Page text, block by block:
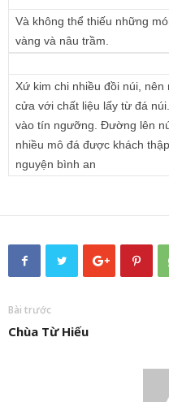
Và không thể thiếu những
vàng và nâu trầm.
Xứ kim chi nhiều đồi núi,
cửa với chất liệu lấy từ đá
vào tín ngưỡng. Đường lên
nhiều mô đá được khách
nguyện bình an
Bài trước
Chùa Từ Hiếu